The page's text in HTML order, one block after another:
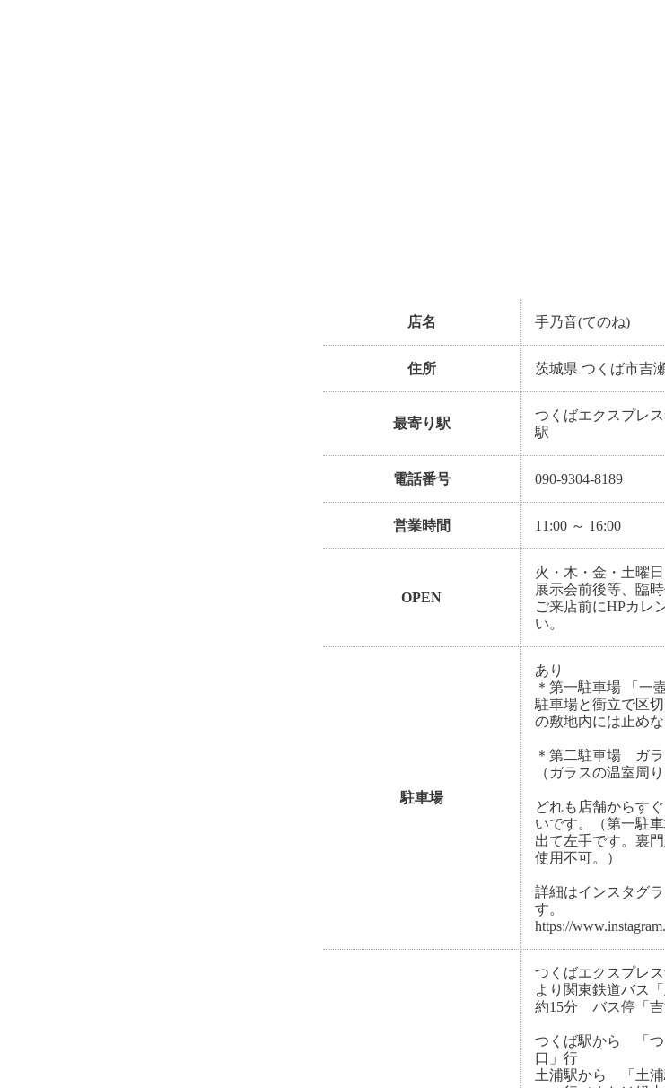
店名 手乃音(てのね)
住所 茨城県 つくば市吉
最寄り駅
つくばエクスプレ
駅
電話番号 090-9304-8189
営業時間 11:00 ～ 16:00
OPEN
火・木・金・土曜
展示会前後等、臨
ご来店前にHPカレ
い。
駐車場
あり
＊第一駐車場 「一
駐車場と衝立で区
の敷地内には止めな
＊第二駐車場 ガラ
（ガラスの温室周
どれも店舗からす
いです。（第一駐
出て左手です。裏
使用不可。）
詳細はインスタグ
す。
https://
つくばエクスプレ
より関東鉄道バス
約15分 バス停「吉
つくば駅から 「つ
口」行
土浦駅から 「土浦